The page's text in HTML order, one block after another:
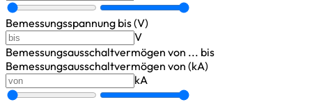
Bemessungsspannung bis (V)
V
Bemessungsausschaltvermögen von ... bis
Bemessungsausschaltvermögen von (kA)
kA